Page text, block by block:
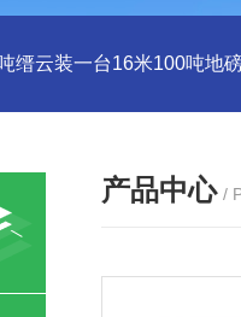
缙云装一台16米100吨地
产品中心 /